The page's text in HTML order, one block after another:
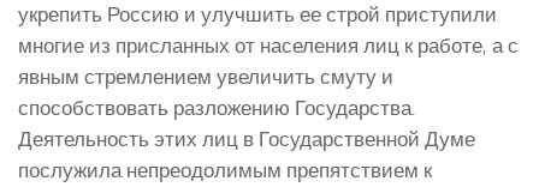
укрепить Россию и улучшить ее строй приступили
многие из присланных от населения лиц к работе, а с
явным стремлением увеличить смуту и
способствовать разложению Государства.
Деятельность этих лиц в Государственной Думе
послужила непреодолимым препятствием к